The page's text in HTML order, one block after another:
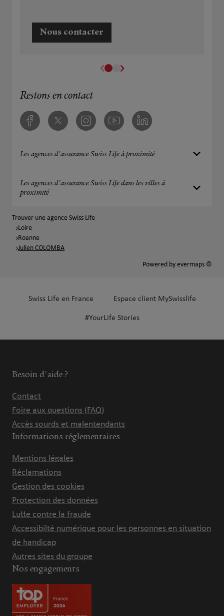
Nous contacter
Restons en contact
FacebookTwitter InstagramYoutube Linkedin
Les agences d'assurance Swiss Life à proximité
Les agences d'assurance Swiss Life dans les villes à
proximité
Trouver une agence Swiss Life
Loire
Roanne
Julien COLOMBA
Powered by evermaps ©
Swiss Life en France Espace client MySwisslife
#YourLife Stories
Besoin d'aide ?
Contact
Foire aux questions (FAQ)
Accès sourds et malentendants
Informations réglementaires
Mentions légales
Réclamations
Gestion des cookies
Protection des données
Lutte contre la fraude
Accessibilté numérique pour les personnes en situation
de handicap
Autres sites du groupe
Nos engagements